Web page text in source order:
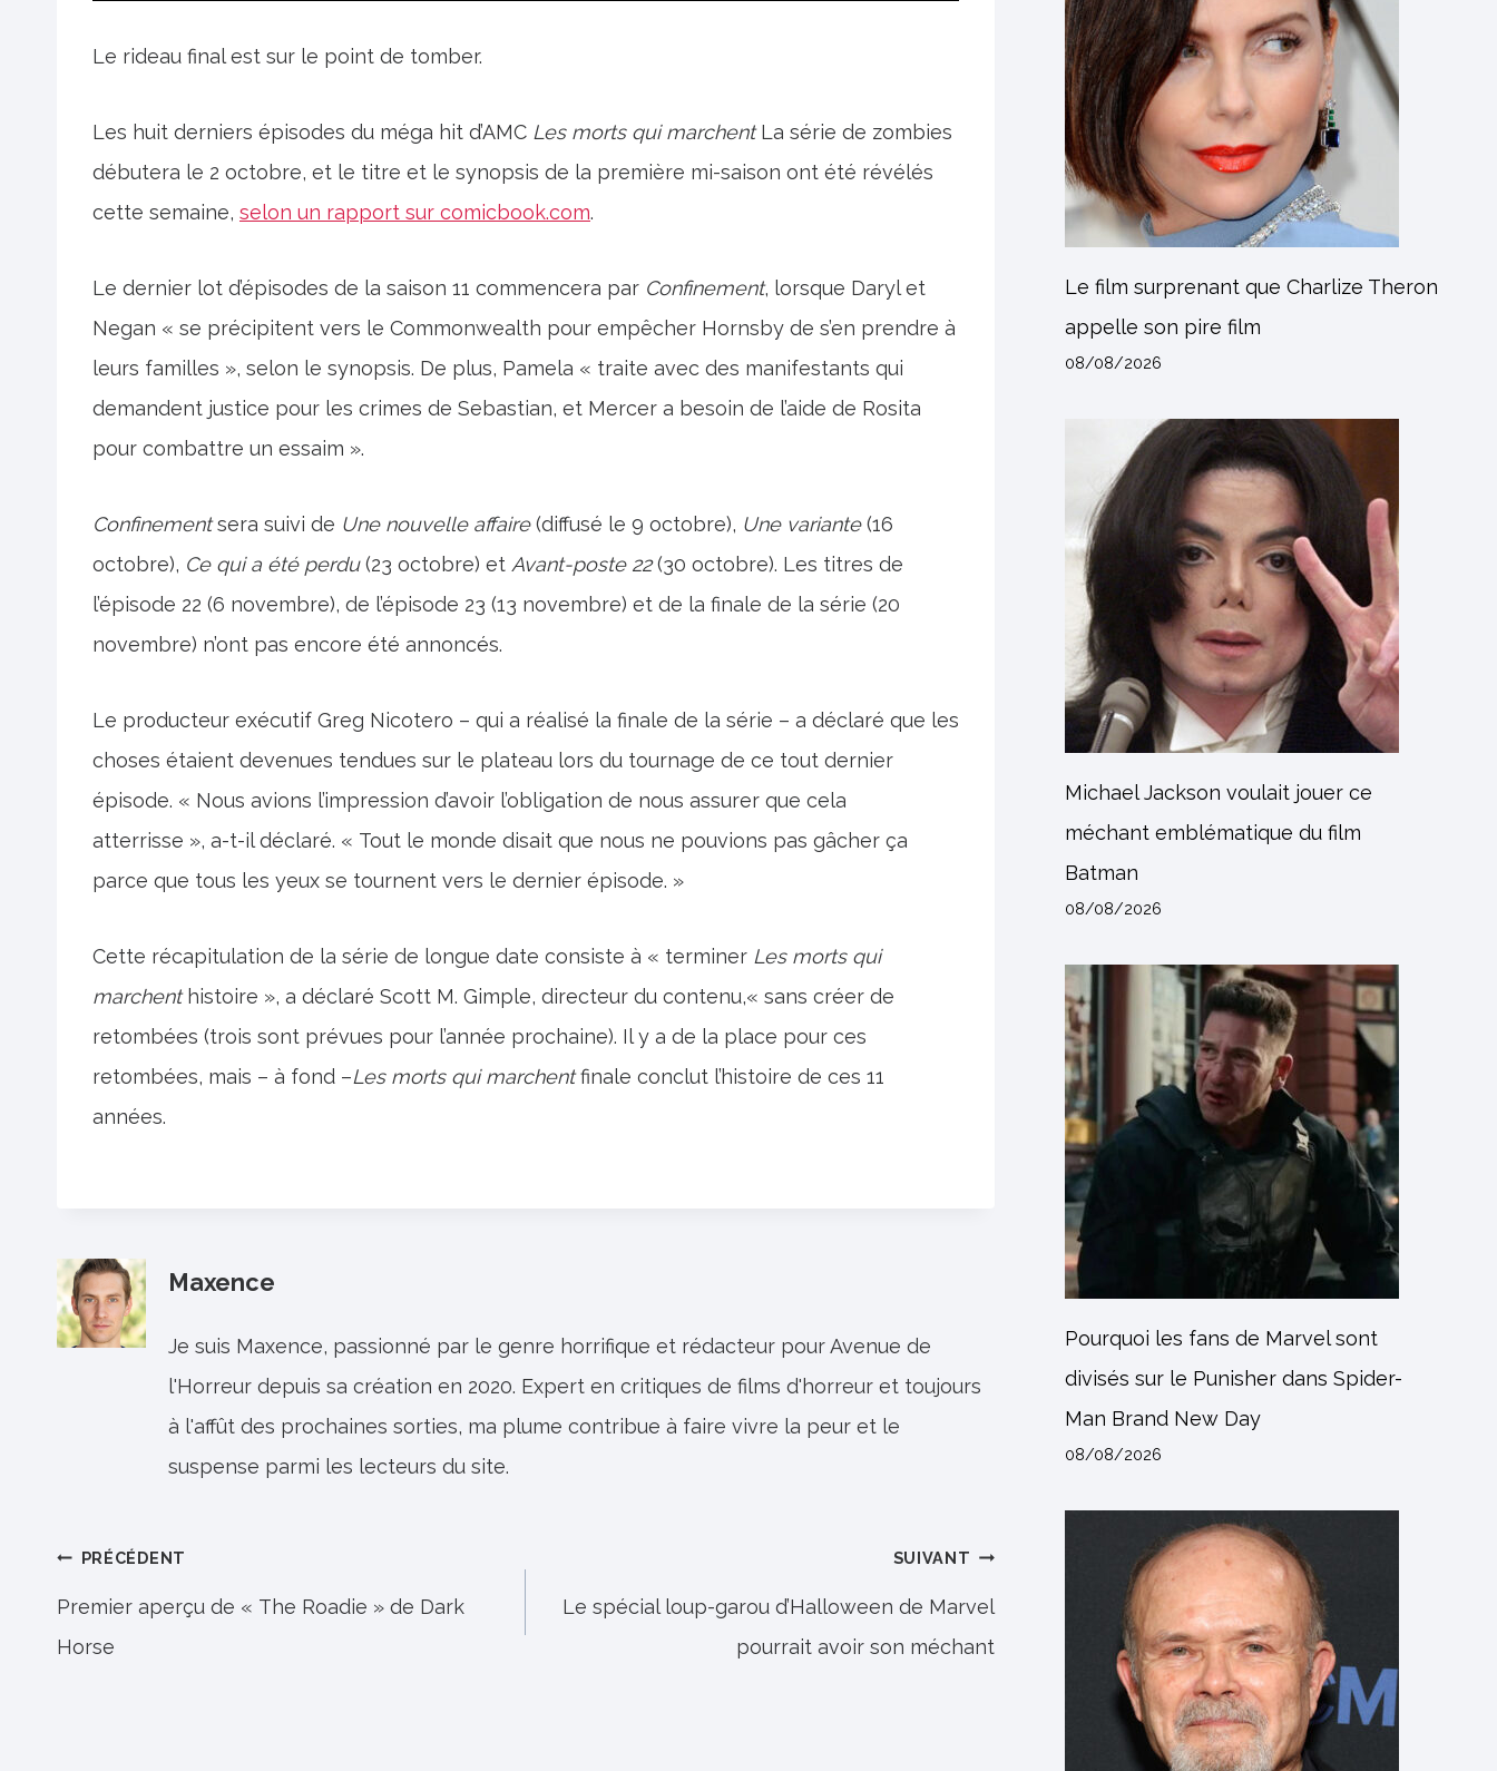
Le rideau final est sur le point de tomber.
Les huit derniers épisodes du méga hit d’AMC Les morts qui marchentLa série de zombies
débutera le 2 octobre, et le titre et le synopsis de la première mi-saison ont été révélés
cette semaine, selon un rapport sur comicbook.com.
Le dernier lot d’épisodes de la saison 11 commencera par Confinement, lorsque Daryl et
Negan « se précipitent vers le Commonwealth pour empêcher Hornsby de s’en prendre à
leurs familles », selon le synopsis. De plus, Pamela « traite avec des manifestants qui
demandent justice pour les crimes de Sebastian, et Mercer a besoin de l’aide de Rosita
pour combattre un essaim ».
Confinementsera suivi de Une nouvelle affaire(diffusé le 9 octobre), Une variante(16
octobre), Ce qui a été perdu(23 octobre) et Avant-poste 22(30 octobre). Les titres de
l’épisode 22 (6 novembre), de l’épisode 23 (13 novembre) et de la finale de la série (20
novembre) n’ont pas encore été annoncés.
Le producteur exécutif Greg Nicotero – qui a réalisé la finale de la série – a déclaré que les
choses étaient devenues tendues sur le plateau lors du tournage de ce tout dernier
épisode. « Nous avions l’impression d’avoir l’obligation de nous assurer que cela
atterrisse », a-t-il déclaré. « Tout le monde disait que nous ne pouvions pas gâcher ça
parce que tous les yeux se tournent vers le dernier épisode. »
Cette récapitulation de la série de longue date consiste à « terminer Les morts qui
marchenthistoire », a déclaré Scott M. Gimple, directeur du contenu,« sans créer de
retombées (trois sont prévues pour l’année prochaine). Il y a de la place pour ces
retombées, mais – à fond –Les morts qui marchentfinale conclut l’histoire de ces 11
années.
Maxence
Je suis Maxence, passionné par le genre horrifique et rédacteur pour Avenue de
l'Horreur depuis sa création en 2020. Expert en critiques de films d'horreur et toujours
à l'affût des prochaines sorties, ma plume contribue à faire vivre la peur et le
suspense parmi les lecteurs du site.
Navigation
de
l’article
PRÉCÉDENT
Premier aperçu de « The Roadie » de Dark
Horse
SUIVANT
Le spécial loup-garou d’Halloween de Marvel
pourrait avoir son méchant
Le film surprenant que Charlize Theron
appelle son pire film
08/08/2026
Michael Jackson voulait jouer ce
méchant emblématique du film
Batman
08/08/2026
Pourquoi les fans de Marvel sont
divisés sur le Punisher dans Spider-
Man Brand New Day
08/08/2026